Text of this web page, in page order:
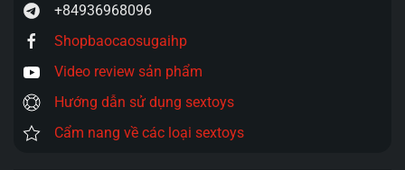
+84936968096
Shopbaocaosugaihp
Video review sản phẩm
Hướng dẫn sử dụng sextoys
Cẩm nang về các loại sextoys